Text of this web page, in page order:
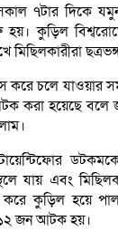
৭টার দিকে
হয়। কুড়িল
মিছিলকারীরা
করে চলে যাওয়ার
করা হয়েছে বলে
যায় এবং
কুড়িল হয়ে
জন আটক হয়।